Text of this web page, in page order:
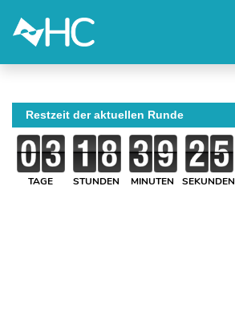
Restzeit der aktuellen Runde
TAGE STUNDEN MINUTEN SEKUNDEN